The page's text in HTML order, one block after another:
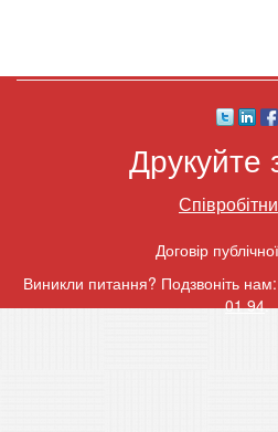
Друкуйте
Договір
Виникли питання? Подзвоніть нам:
01 94.